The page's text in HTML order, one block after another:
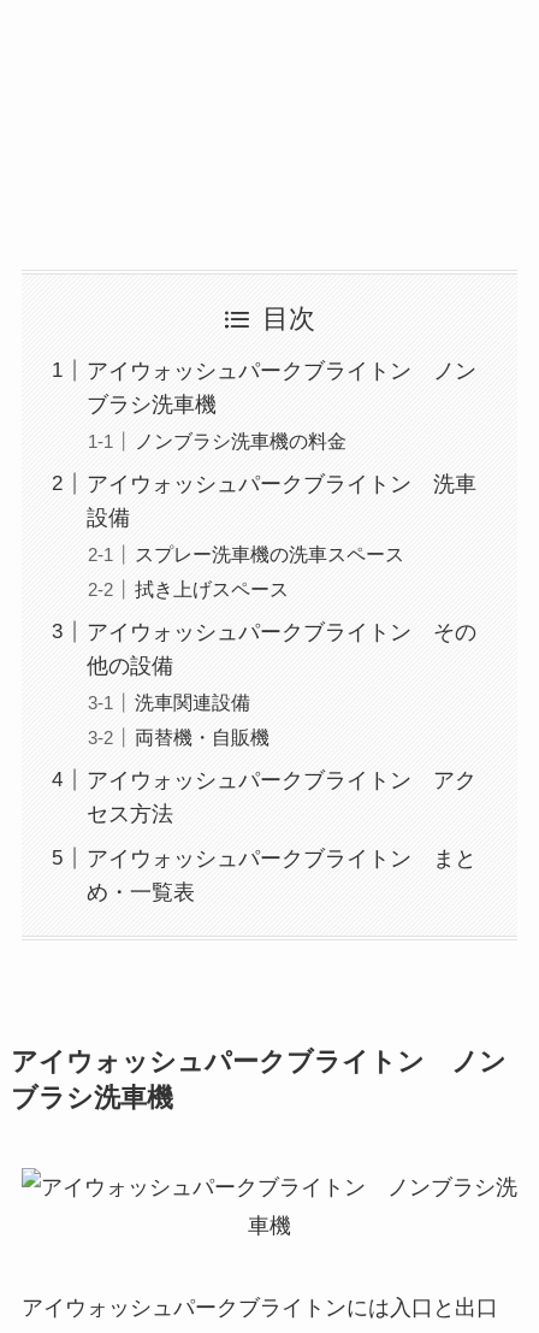
目次
アイウォッシュパークブライトン ノン
ブラシ洗車機
ノンブラシ洗車機の料金
アイウォッシュパークブライトン 洗車
設備
スプレー洗車機の洗車スペース
拭き上げスペース
アイウォッシュパークブライトン その
他の設備
洗車関連設備
両替機・自販機
アイウォッシュパークブライトン アク
セス方法
アイウォッシュパークブライトン まと
め・一覧表
アイウォッシュパークブライトン ノン
ブラシ洗車機
アイウォッシュパークブライトンには入口と出口